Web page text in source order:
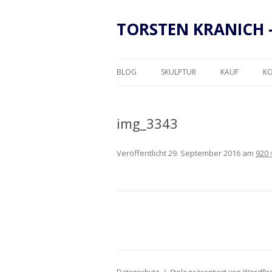
TORSTEN KRANICH
BLOG SKULPTUR KAUF
img_3343
Veröffentlicht29. September 2016 am 920